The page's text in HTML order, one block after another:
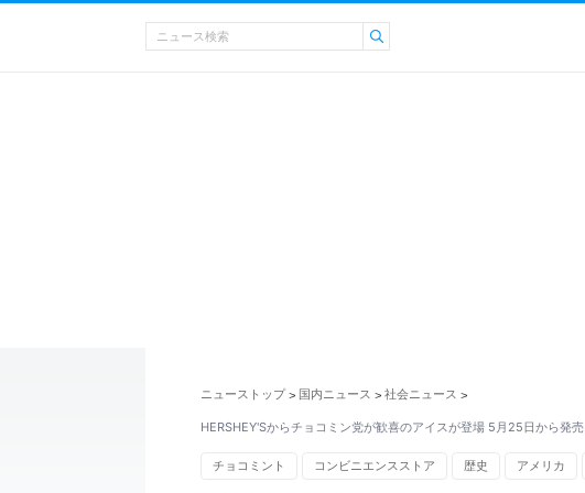
ニューストップ > 国内ニュース > 社会ニュース >
HERSHEY'Sからチョコミン党が歓喜のアイスが登場 5月25日から発売
チョコミント コンビニエンスストア 歴史 アメリカ